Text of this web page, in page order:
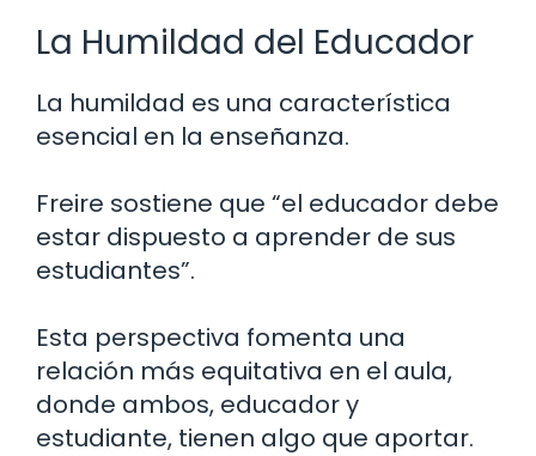
La Humildad del Educador
La humildad es una característica
esencial en la enseñanza.
Freire sostiene que “el educador debe
estar dispuesto a aprender de sus
estudiantes”.
Esta perspectiva fomenta una
relación más equitativa en el aula,
donde ambos, educador y
estudiante, tienen algo que aportar.